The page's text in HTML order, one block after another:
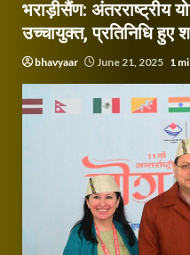
भराड़ीसैंण: अंतरराष्ट्रीय
उच्चायुक्त, प्रतिनिधि हुए
bhavyaar June 21, 2025 1